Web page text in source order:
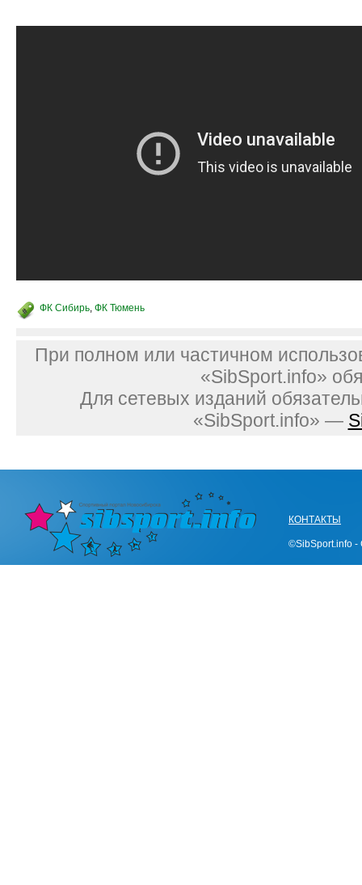
ФК Сибирь, ФК Тюмень
При полном или частичном
«SibSport.info»
Для сетевых изданий
«SibSport.info» —
КОНТАКТЫ
©SibSport.info -